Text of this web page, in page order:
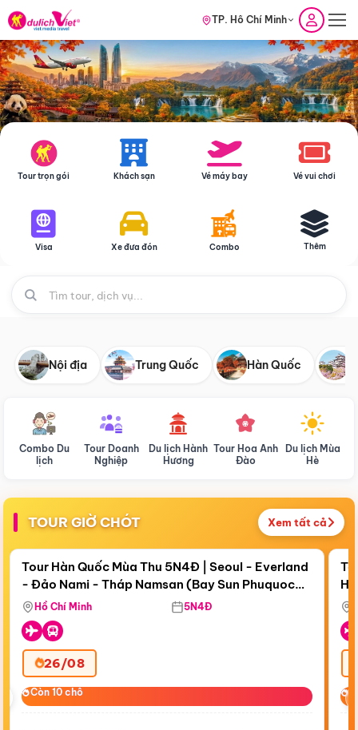
TP. Hồ Chí Minh
Tour trọn gói Khách sạn Vé máy bay Vé vui chơi
Visa Xe đưa đón Combo Thêm
Nội địa Trung Quốc Hàn Quốc
Combo Du
lịch
Tour Doanh
Nghiệp
Du lịch Hành
Hương
Tour Hoa Anh
Đào
Du lịch Mùa
Hè
TOUR GIỜ CHÓT Xem tất cả
Còn18 ngày 04:02:08
Bay Sun Phuquoc Airways
Điểm nổi bật
Tour Hàn Quốc Mùa Thu 5N4Đ | Seoul - Everland
- Đảo Nami - Tháp Namsan (Bay Sun Phuquoc
Airways)
Hồ Chí Minh 5N4Đ
26/08
Còn 10 chỗ
Còn 10 chỗ